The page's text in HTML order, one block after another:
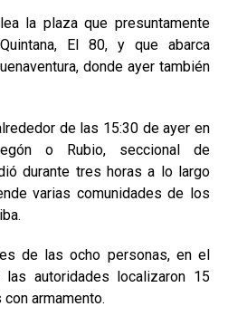
la plaza que presuntamente
El 80, y que abarca
donde ayer también
de las 15:30 de ayer en
o Rubio, seccional de
durante tres horas a lo largo
varias comunidades de los
de las ocho personas, en el
autoridades localizaron 15
armamento.